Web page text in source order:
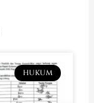
HUKUM